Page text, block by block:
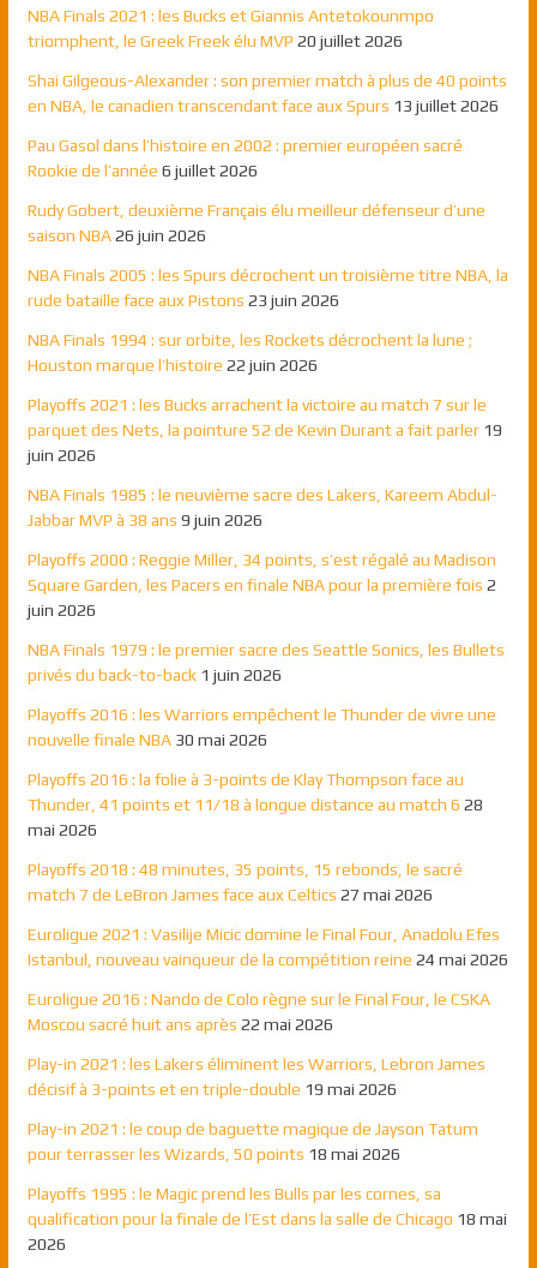
NBA Finals 2021 : les Bucks et Giannis Antetokounmpo
triomphent, le Greek Freek élu MVP 20 juillet 2026
Shai Gilgeous-Alexander : son premier match à plus de 40 points
en NBA, le canadien transcendant face aux Spurs 13 juillet 2026
Pau Gasol dans l’histoire en 2002 : premier européen sacré
Rookie de l’année 6 juillet 2026
Rudy Gobert, deuxième Français élu meilleur défenseur d’une
saison NBA 26 juin 2026
NBA Finals 2005 : les Spurs décrochent un troisième titre NBA, la
rude bataille face aux Pistons 23 juin 2026
NBA Finals 1994 : sur orbite, les Rockets décrochent la lune ;
Houston marque l’histoire 22 juin 2026
Playoffs 2021 : les Bucks arrachent la victoire au match 7 sur le
parquet des Nets, la pointure 52 de Kevin Durant a fait parler 19
juin 2026
NBA Finals 1985 : le neuvième sacre des Lakers, Kareem Abdul-
Jabbar MVP à 38 ans 9 juin 2026
Playoffs 2000 : Reggie Miller, 34 points, s’est régalé au Madison
Square Garden, les Pacers en finale NBA pour la première fois 2
juin 2026
NBA Finals 1979 : le premier sacre des Seattle Sonics, les Bullets
privés du back-to-back 1 juin 2026
Playoffs 2016 : les Warriors empêchent le Thunder de vivre une
nouvelle finale NBA 30 mai 2026
Playoffs 2016 : la folie à 3-points de Klay Thompson face au
Thunder, 41 points et 11/18 à longue distance au match 6 28
mai 2026
Playoffs 2018 : 48 minutes, 35 points, 15 rebonds, le sacré
match 7 de LeBron James face aux Celtics 27 mai 2026
Euroligue 2021 : Vasilije Micic domine le Final Four, Anadolu Efes
Istanbul, nouveau vainqueur de la compétition reine 24 mai 2026
Euroligue 2016 : Nando de Colo règne sur le Final Four, le CSKA
Moscou sacré huit ans après 22 mai 2026
Play-in 2021 : les Lakers éliminent les Warriors, Lebron James
décisif à 3-points et en triple-double 19 mai 2026
Play-in 2021 : le coup de baguette magique de Jayson Tatum
pour terrasser les Wizards, 50 points 18 mai 2026
Playoffs 1995 : le Magic prend les Bulls par les cornes, sa
qualification pour la finale de l’Est dans la salle de Chicago 18 mai
2026